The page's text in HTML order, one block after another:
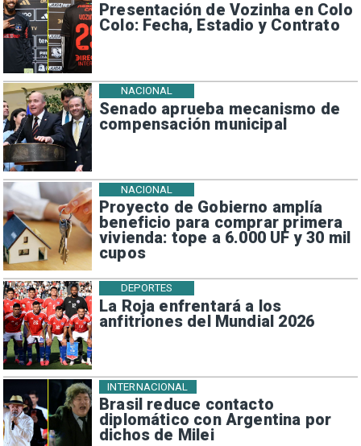
Presentación de Vozinha en Colo
Colo: Fecha, Estadio y Contrato
Senado aprueba mecanismo de
compensación municipal
NACIONAL
Proyecto de Gobierno amplía
beneficio para comprar primera
vivienda: tope a 6.000 UF y 30 mil
cupos
NACIONAL
La Roja enfrentará a los
anfitriones del Mundial 2026
DEPORTES
Brasil reduce contacto
diplomático con Argentina por
dichos de Milei
INTERNACIONAL